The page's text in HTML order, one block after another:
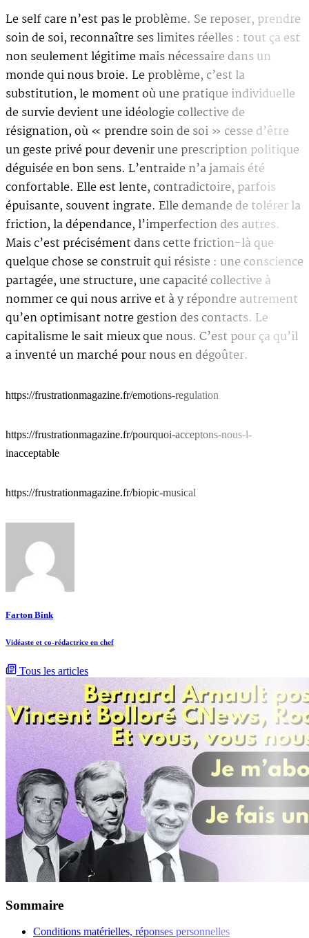
Le self care n’est pas le problème. Se reposer, prendre
soin de soi, reconnaître ses limites réelles : tout ça est
non seulement légitime mais nécessaire dans un
monde qui nous broie. Le problème, c’est la
substitution, le moment où une pratique individuelle
de survie devient une idéologie collective de
résignation, où « prendre soin de soi » cesse d’être
un geste privé pour devenir une prescription politique
déguisée en bon sens. L’entraide n’a jamais été
confortable. Elle est lente, contradictoire, parfois
épuisante, souvent ingrate. Elle demande de tolérer la
friction, la dépendance, l’imperfection des autres.
Mais c’est précisément dans cette friction-là que
quelque chose se construit qui résiste : une conscience
partagée, une structure, une capacité collective à
nommer ce qui nous arrive et à y répondre autrement
qu’en optimisant notre gestion des contacts. Le
capitalisme le sait mieux que nous. C’est pour ça qu’il
a inventé un marché pour nous en dégoûter.
https://frustrationmagazine.fr/emotions-regulation
https://frustrationmagazine.fr/pourquoi-acceptons-nous-l-
inacceptable
https://frustrationmagazine.fr/biopic-musical
Farton Bink
Vidéaste et co-rédactrice en chef
Tous les articles
Sommaire
Conditions matérielles, réponses personnelles